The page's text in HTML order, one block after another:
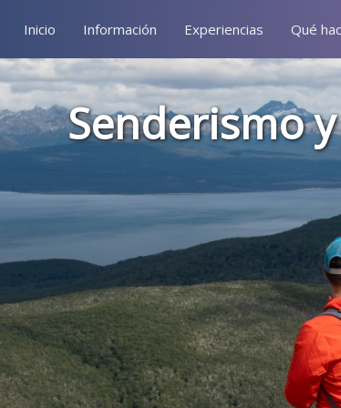
Inicio Información Experiencias Qué
Senderismo